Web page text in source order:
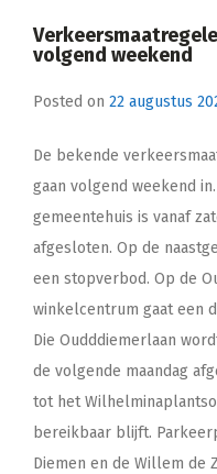
volgend weekend
Posted on 22 augustus
De bekende
gaan volgend weekend
gemeentehuis is vanaf
afgesloten. Op de
een stopverbod. Op de
winkelcentrum gaat een
Die Oudddiemerlaan
de volgende maandag
tot het
bereikbaar blijft.
Diemen en de Willem de